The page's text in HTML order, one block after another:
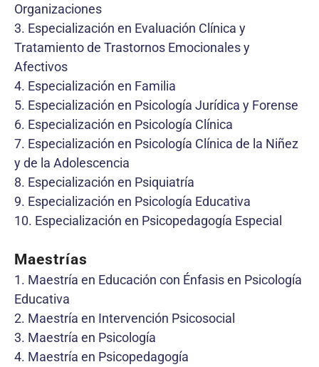
Organizaciones
3. Especialización en Evaluación Clínica y
Tratamiento de Trastornos Emocionales y
Afectivos
4. Especialización en Familia
5. Especialización en Psicología Jurídica y Forense
6. Especialización en Psicología Clínica
7. Especialización en Psicología Clínica de la Niñez
y de la Adolescencia
8. Especialización en Psiquiatría
9. Especialización en Psicología Educativa
10. Especialización en Psicopedagogía Especial
Maestrías
1. Maestría en Educación con Énfasis en Psicología
Educativa
2. Maestría en Intervención Psicosocial
3. Maestría en Psicología
4. Maestría en Psicopedagogía